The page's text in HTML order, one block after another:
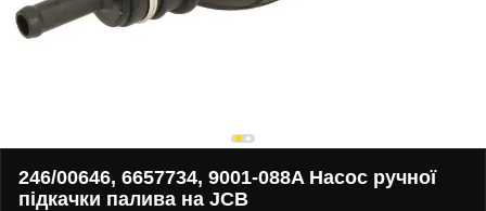
246/00646, 6657734, 9001-088A Насос ручної
підкачки палива на JCB